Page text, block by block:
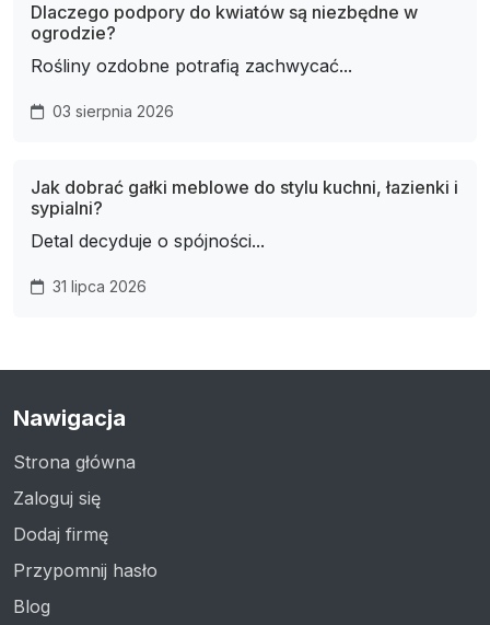
Dlaczego podpory do kwiatów są niezbędne w
ogrodzie?
Rośliny ozdobne potrafią zachwycać...
03 sierpnia 2026
Jak dobrać gałki meblowe do stylu kuchni, łazienki i
sypialni?
Detal decyduje o spójności...
31 lipca 2026
Nawigacja
Strona główna
Zaloguj się
Dodaj firmę
Przypomnij hasło
Blog